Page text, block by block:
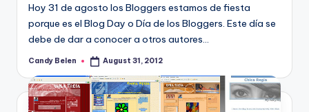
Hoy 31 de agosto los Bloggers estamos de fiesta
porque es el Blog Day o Día de los Bloggers. Este día se
debe de dar a conocer a otros autores…
Posted
Candy Belen August 31, 2012